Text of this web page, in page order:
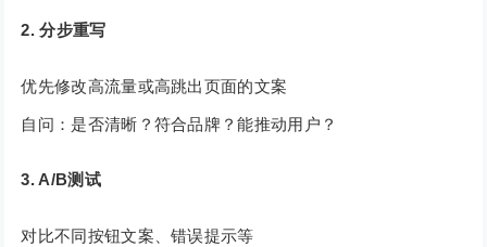
2. 分步重写
优先修改高流量或高跳出页面的文案
自问：是否清晰？符合品牌？能推动用户？
3. A/B测试
对比不同按钮文案、错误提示等